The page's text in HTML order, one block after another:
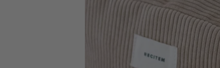
Votre commande sera expédiée : demain
sous 14 jours